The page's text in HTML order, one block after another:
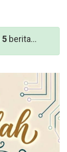
5 berita...